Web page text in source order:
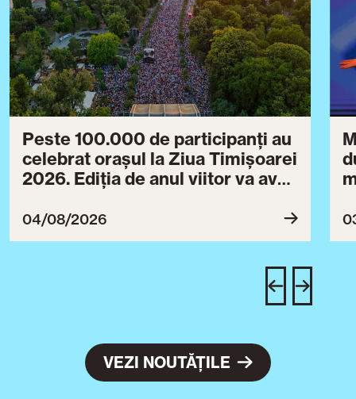
Peste 100.000 de participanți au
celebrat orașul la Ziua Timișoarei
2026. Ediția de anul viitor va avea
04/08/2026
VEZI NOUTĂȚILE